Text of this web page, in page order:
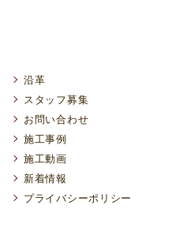
沿革
スタッフ募集
お問い合わせ
施工事例
施工動画
新着情報
プライバシーポリシー